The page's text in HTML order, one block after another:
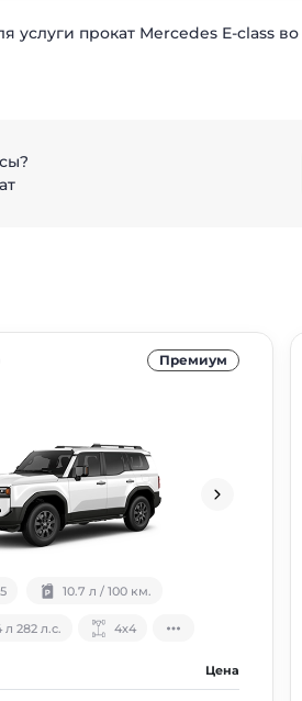
услуги прокат Mercedes E-class
Премиум
5 10.7 л / 100 км.
л 282 л.с. 4х4
Цена